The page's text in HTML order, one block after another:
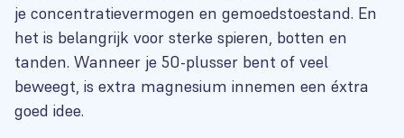
je concentratievermogen en gemoedstoestand. En
het is belangrijk voor sterke spieren, botten en
tanden. Wanneer je 50-plusser bent of veel
beweegt, is extra magnesium innemen een éxtra
goed idee.